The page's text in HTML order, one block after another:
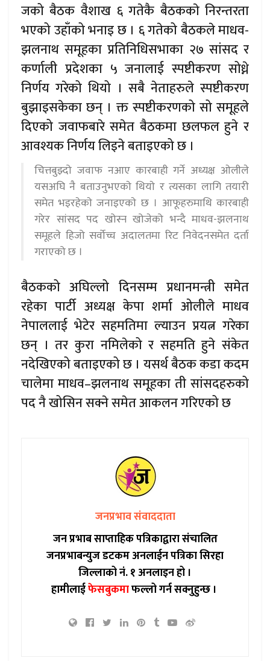
जको बैठक वैशाख ६ गतेकै बैठककाे निरन्तरता
भएको उहाँको भनाइ छ । ६ गतेको बैठकले माधव-
झलनाथ समूहका प्रतिनिधिसभाका २७ सांसद र
कर्णाली प्रदेशका ५ जनालाई स्पष्टीकरण सोध्ने
निर्णय गरेको थियो । सबै नेताहरुले स्पष्टीकरण
बुझाइसकेका छन् । क्त स्पष्टीकरणको सो समूहले
दिएको जवाफबारे समेत बैठकमा छलफल हुने र
आवश्यक निर्णय लिइने बताइएको छ ।
चित्तबुझ्दो जवाफ नआए कारबाही गर्ने अध्यक्ष ओलीले
यसअघि नै बताउनुभएकाे थियाे र त्यसका लागि तयारी
समेत भइरहेकाे जनाइएकाे छ । आफूहरुमाथि कारबाही
गरेर सांसद पद खोस्न खोजेको भन्दै माधव-झलनाथ
समूहले हिजो सर्वोच्च अदालतमा रिट निवेदनसमेत दर्ता
गराएको छ ।
बैठकको अघिल्लो दिनसम्म प्रधानमन्त्री समेत
रहेका पार्टी अध्यक्ष केपा शर्मा ओलीले माधव
नेपाललाई भेटेर सहमतिमा ल्याउन प्रयत्न गरेका
छन् । तर कुरा नमिलेको र सहमति हुने संकेत
नदेखिएको बताइएको छ । यसर्थ बैठक कडा कदम
चालेमा माधव–झलनाथ समूहका ती सांसदहरुको
पद नै खोसिन सक्ने समेत आकलन गरिएको छ
जनप्रभाव संवाददाता
जन प्रभाब साप्ताहिक पत्रिकाद्वारा संचालित
जनप्रभाबन्युज डटकम अनलाईन पत्रिका सिरहा
जिल्लाको नं. १ अनलाइन हो ।
हामीलाईफेसबुकमाफल्लो गर्न सक्नुहुन्छ ।